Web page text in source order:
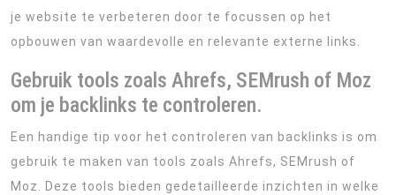
je website te verbeteren door te focussen op het
opbouwen van waardevolle en relevante externe links.
Gebruik tools zoals Ahrefs, SEMrush of Moz
om je backlinks te controleren.
Een handige tip voor het controleren van backlinks is om
gebruik te maken van tools zoals Ahrefs, SEMrush of
Moz. Deze tools bieden gedetailleerde inzichten in welke